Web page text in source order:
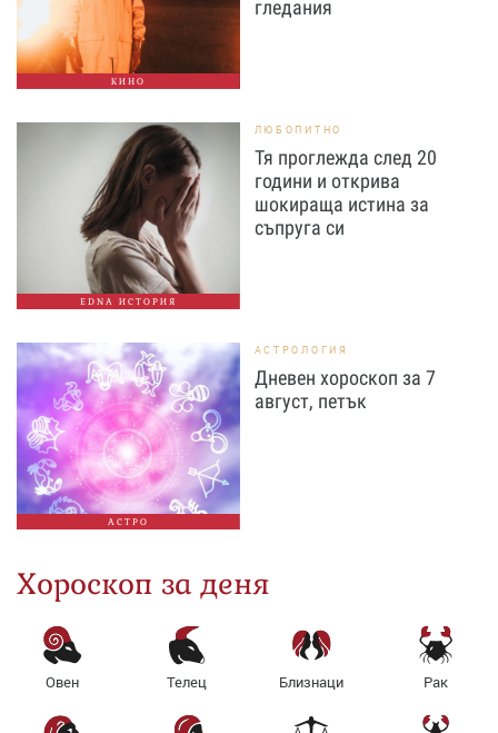
КИНО
гледания
EDNA ИСТОРИЯ
ЛЮБОПИТНО
Тя проглежда след 20
години и открива
шокираща истина за
съпруга си
АСТРО
АСТРОЛОГИЯ
Дневен хороскоп за 7
август, петък
Хороскоп за деня
Овен Телец Близнаци Рак